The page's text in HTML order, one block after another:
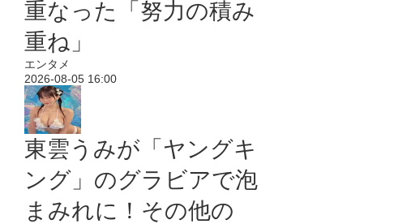
重なった「努力の積み
重ね」
エンタメ
2026-08-05 16:00
東雲うみが「ヤングキ
ング」のグラビアで泡
まみれに！その他の